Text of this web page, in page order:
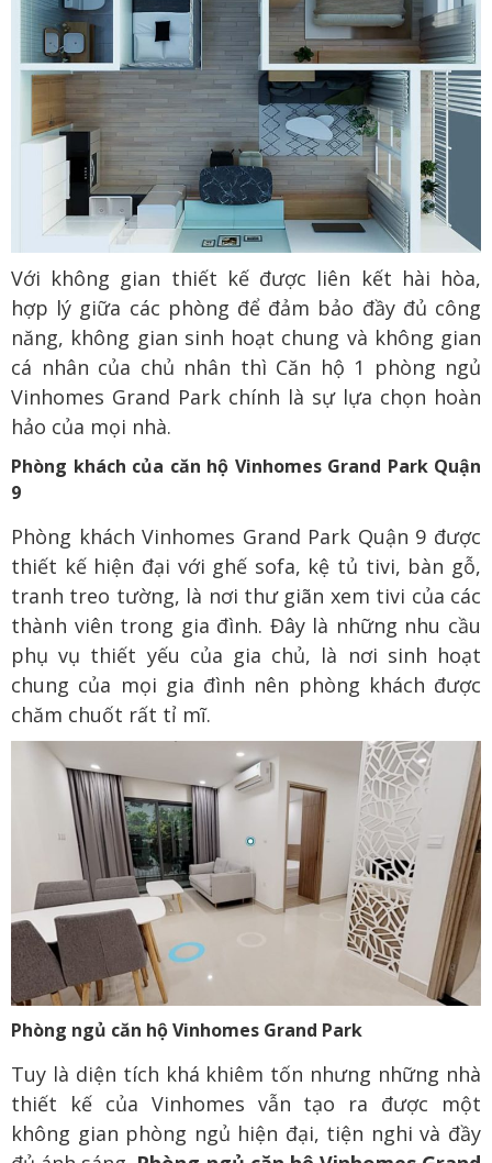
Với không gian thiết kế được liên kết hài hòa,
hợp lý giữa các phòng để đảm bảo đầy đủ công
năng, không gian sinh hoạt chung và không gian
cá nhân của chủ nhân thì Căn hộ 1 phòng ngủ
Vinhomes Grand Park chính là sự lựa chọn hoàn
hảo của mọi nhà.
Phòng khách của căn hộ Vinhomes Grand Park Quận
9
Phòng khách Vinhomes Grand Park Quận 9 được
thiết kế hiện đại với ghế sofa, kệ tủ tivi, bàn gỗ,
tranh treo tường, là nơi thư giãn xem tivi của các
thành viên trong gia đình. Đây là những nhu cầu
phụ vụ thiết yếu của gia chủ, là nơi sinh hoạt
chung của mọi gia đình nên phòng khách được
chăm chuốt rất tỉ mĩ.
Phòng ngủ căn hộ Vinhomes Grand Park
Tuy là diện tích khá khiêm tốn nhưng những nhà
thiết kế của Vinhomes vẫn tạo ra được một
không gian phòng ngủ hiện đại, tiện nghi và đầy